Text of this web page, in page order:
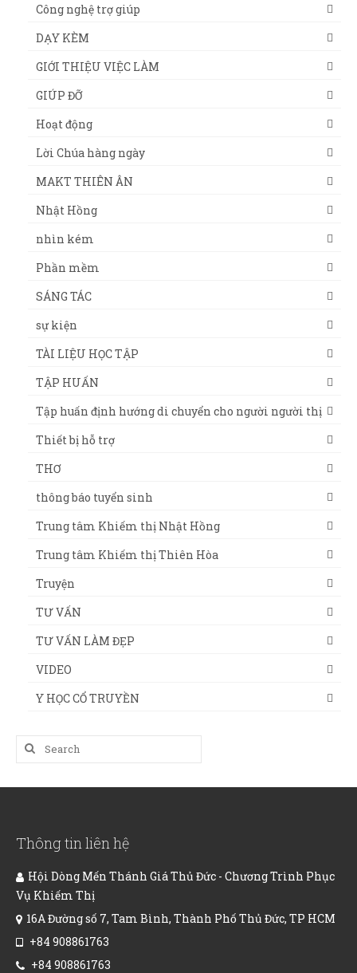
Công nghệ trợ giúp
DẠY KÈM
GIỚI THIỆU VIỆC LÀM
GIÚP ĐỠ
Hoạt động
Lời Chúa hàng ngày
MAKT THIÊN ÂN
Nhật Hồng
nhìn kém
Phần mềm
SÁNG TÁC
sự kiện
TÀI LIỆU HỌC TẬP
TẬP HUẤN
Tập huấn định hướng di chuyển cho người người thị
Thiết bị hỗ trợ
THƠ
thông báo tuyển sinh
Trung tâm Khiếm thị Nhật Hồng
Trung tâm Khiếm thị Thiên Hòa
Truyện
TƯ VẤN
TƯ VẤN LÀM ĐẸP
VIDEO
Y HỌC CỔ TRUYỀN
Search
for:
Thông tin liên hệ
Hội Dòng Mến Thánh Giá Thủ Đức - Chương Trình Phục
Vụ Khiếm Thị
16A Đường số 7, Tam Bình, Thành Phố Thủ Đức, TP HCM
+84 908861763
+84 908861763